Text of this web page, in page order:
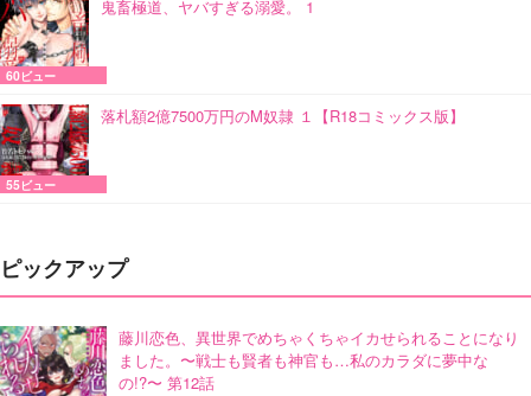
鬼畜極道、ヤバすぎる溺愛。 1
60ビュー
落札額2億7500万円のM奴隷 １【R18コミックス版】
55ビュー
ピックアップ
藤川恋色、異世界でめちゃくちゃイカせられることになり
ました。〜戦士も賢者も神官も…私のカラダに夢中な
の!?〜 第12話